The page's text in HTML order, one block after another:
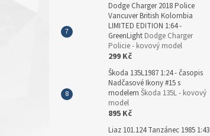
Dodge Charger 2018 Police
Vancuver British Kolombia
LIMITED EDITION 1:64 -
GreenLight Dodge Charger
Policie - kovový model
299 Kč
Škoda 135L1987 1:24 - časopis
Nadčasové Ikony #15 s
modelem Škoda 135L - kovový
model
895 Kč
Liaz 101.124 Tanzánec 1985 1:43